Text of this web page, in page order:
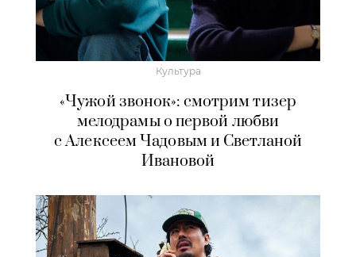
Культура
«Чужой звонок»: смотрим тизер
мелодрамы о первой любви
с Алексеем Чадовым и Светланой
Ивановой